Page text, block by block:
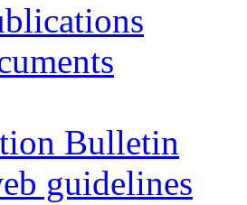
Bulletin
guidelines